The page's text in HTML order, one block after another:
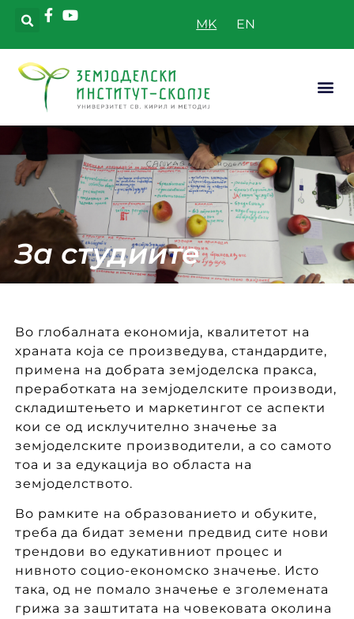
MK
За студиите
Во глобалната економија, квалитетот на
храната која се произведува, стандардите,
примена на добрата земјоделска пракса,
преработката на земјоделските производи,
складиштењето и маркетингот се аспекти
кои се од исклучително значење за
земјоделските производители, а со самото
тоа и за едукација во областа на
земјоделството.
Во рамките на образованието и обуките,
треба да бидат земени предвид сите нови
трендови во едукативниот процес и
нивното социо-економско значење. Исто
така, од не помало значење е зголемената
грижа за заштитата на човековата околина